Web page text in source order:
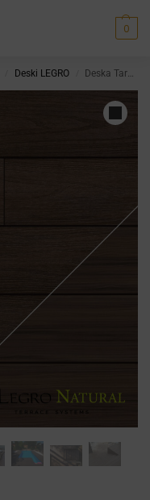
0
Deski LEGRO Deska Tarasowa LEGRO Natural-Dunes Walnut